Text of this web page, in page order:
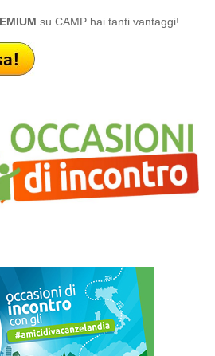
su CAMP hai tanti vantaggi!